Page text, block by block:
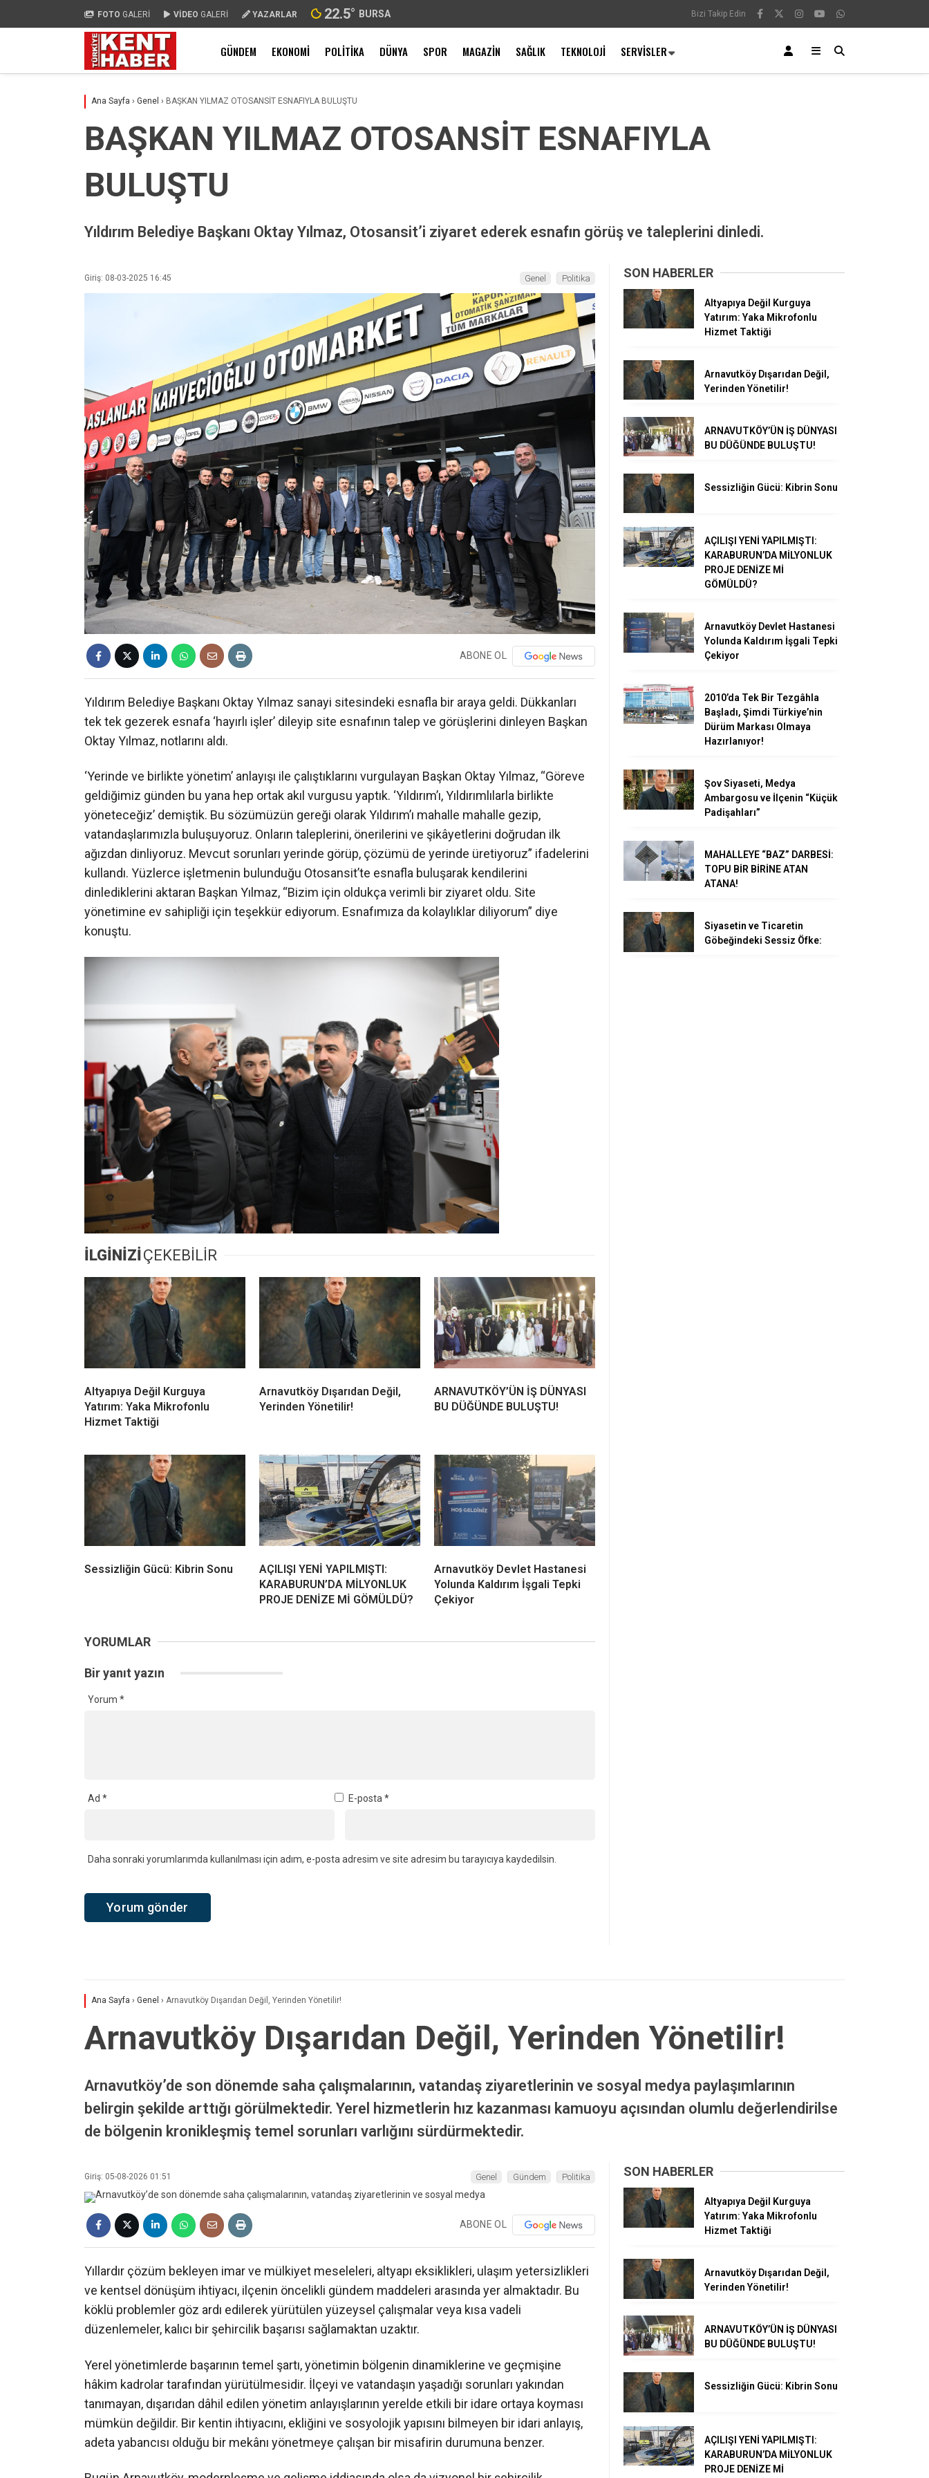
FOTO GALERİ VİDEO GALERİ YAZARLAR 22.5° BURSA Bizi Takip Edin
GÜNDEM EKONOMI POLITIKA DÜNYA SPOR MAGAZIN SAĞLIK TEKNOLOJI SERVISLER
Ana Sayfa › Genel › BAŞKAN YILMAZ OTOSANSİT ESNAFIYLA BULUŞTU
BAŞKAN YILMAZ OTOSANSİT ESNAFIYLA
BULUŞTU
Yıldırım Belediye Başkanı Oktay Yılmaz, Otosansit’i ziyaret ederek esnafın görüş ve taleplerini dinledi.
Giriş: 08-03-2025 16:45 Genel Politika
ABONE OL
Yıldırım Belediye Başkanı Oktay Yılmaz sanayi sitesindeki esnafla bir araya geldi. Dükkanları
tek tek gezerek esnafa ‘hayırlı işler’ dileyip site esnafının talep ve görüşlerini dinleyen Başkan
Oktay Yılmaz, notlarını aldı.
‘Yerinde ve birlikte yönetim’ anlayışı ile çalıştıklarını vurgulayan Başkan Oktay Yılmaz, “Göreve
geldiğimiz günden bu yana hep ortak akıl vurgusu yaptık. ‘Yıldırım’ı, Yıldırımlılarla birlikte
yöneteceğiz’ demiştik. Bu sözümüzün gereği olarak Yıldırım’ı mahalle mahalle gezip,
vatandaşlarımızla buluşuyoruz. Onların taleplerini, önerilerini ve şikâyetlerini doğrudan ilk
ağızdan dinliyoruz. Mevcut sorunları yerinde görüp, çözümü de yerinde üretiyoruz” ifadelerini
kullandı. Yüzlerce işletmenin bulunduğu Otosansit’te esnafla buluşarak kendilerini
dinlediklerini aktaran Başkan Yılmaz, “Bizim için oldukça verimli bir ziyaret oldu. Site
yönetimine ev sahipliği için teşekkür ediyorum. Esnafımıza da kolaylıklar diliyorum” diye
konuştu.
İLGİNİZİ ÇEKEBİLİR
Altyapıya Değil Kurguya
Yatırım: Yaka Mikrofonlu
Hizmet Taktiği
Arnavutköy Dışarıdan Değil,
Yerinden Yönetilir!
ARNAVUTKÖY’ÜN İŞ DÜNYASI
BU DÜĞÜNDE BULUŞTU!
Sessizliğin Gücü: Kibrin Sonu
AÇILIŞI YENİ YAPILMIŞTI:
KARABURUN’DA MİLYONLUK
PROJE DENİZE Mİ GÖMÜLDÜ?
Arnavutköy Devlet Hastanesi
Yolunda Kaldırım İşgali Tepki
Çekiyor
YORUMLAR
Bir yanıt yazın
Yorum *
Ad * E-posta*
Daha sonraki yorumlarımda kullanılması için adım, e-posta adresim ve site adresim bu tarayıcıya kaydedilsin.
SON HABERLER
Altyapıya Değil Kurguya
Yatırım: Yaka Mikrofonlu
Hizmet Taktiği
Arnavutköy Dışarıdan Değil,
Yerinden Yönetilir!
ARNAVUTKÖY’ÜN İŞ DÜNYASI
BU DÜĞÜNDE BULUŞTU!
Sessizliğin Gücü: Kibrin Sonu
AÇILIŞI YENİ YAPILMIŞTI:
KARABURUN’DA MİLYONLUK
PROJE DENİZE Mİ
GÖMÜLDÜ?
Arnavutköy Devlet Hastanesi
Yolunda Kaldırım İşgali Tepki
Çekiyor
2010’da Tek Bir Tezgâhla
Başladı, Şimdi Türkiye’nin
Dürüm Markası Olmaya
Hazırlanıyor!
Şov Siyaseti, Medya
Ambargosu ve İlçenin “Küçük
Padişahları”
MAHALLEYE “BAZ” DARBESİ:
TOPU BİR BİRİNE ATAN
ATANA!
Siyasetin ve Ticaretin
Göbeğindeki Sessiz Öfke:
Ana Sayfa › Genel › Arnavutköy Dışarıdan Değil, Yerinden Yönetilir!
Arnavutköy Dışarıdan Değil, Yerinden Yönetilir!
Arnavutköy’de son dönemde saha çalışmalarının, vatandaş ziyaretlerinin ve sosyal medya paylaşımlarının
belirgin şekilde arttığı görülmektedir. Yerel hizmetlerin hız kazanması kamuoyu açısından olumlu değerlendirilse
de bölgenin kronikleşmiş temel sorunları varlığını sürdürmektedir.
Giriş: 05-08-2026 01:51 Genel Gündem Politika
ABONE OL
Yıllardır çözüm bekleyen imar ve mülkiyet meseleleri, altyapı eksiklikleri, ulaşım yetersizlikleri
ve kentsel dönüşüm ihtiyacı, ilçenin öncelikli gündem maddeleri arasında yer almaktadır. Bu
köklü problemler göz ardı edilerek yürütülen yüzeysel çalışmalar veya kısa vadeli
düzenlemeler, kalıcı bir şehircilik başarısı sağlamaktan uzaktır.
Yerel yönetimlerde başarının temel şartı, yönetimin bölgenin dinamiklerine ve geçmişine
hâkim kadrolar tarafından yürütülmesidir. İlçeyi ve vatandaşın yaşadığı sorunları yakından
tanımayan, dışarıdan dâhil edilen yönetim anlayışlarının yerelde etkili bir idare ortaya koyması
mümkün değildir. Bir kentin ihtiyacını, ekliğini ve sosyolojik yapısını bilmeyen bir idari anlayış,
adeta yabancısı olduğu bir mekânı yönetmeye çalışan bir misafirin durumuna benzer.
SON HABERLER
Altyapıya Değil Kurguya
Yatırım: Yaka Mikrofonlu
Hizmet Taktiği
Arnavutköy Dışarıdan Değil,
Yerinden Yönetilir!
ARNAVUTKÖY’ÜN İŞ DÜNYASI
BU DÜĞÜNDE BULUŞTU!
Sessizliğin Gücü: Kibrin Sonu
AÇILIŞI YENİ YAPILMIŞTI:
KARABURUN’DA MİLYONLUK
PROJE DENİZE Mİ